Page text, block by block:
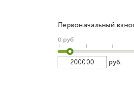
Первоначальный
0 руб
руб.